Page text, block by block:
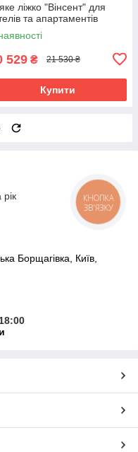
ліжко "Вінсент" для
та апартаментів
529 ₴ 21 530 ₴
Купити
Борщагівка, Київ,
КНОПКА
ЗВ'ЯЗКУ